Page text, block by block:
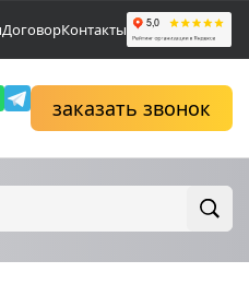
ДоговорКонтакты
заказать звонок